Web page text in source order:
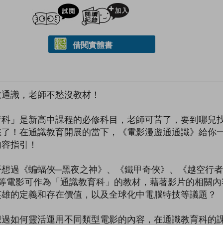
試閲
借閱實體書
識，老師不愁沒教材！
」是新高中課程的必修科目，老師可苦了，要到哪兒
！在通識教育開展的當下，《電影漫遊通通識》給你
指引！
過《蝙蝠俠─黑夜之神》、《鐵甲奇俠》、《越空行
電影可作為「通識教育科」的教材，藉著影片的相關
的定義和存在價值，以及全球化中電腦特技等議題？
如何靈活運用不同類型電影的內容，在通識教育科的